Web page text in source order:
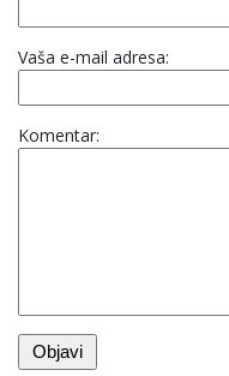
Vaša e-mail adresa:
Komentar: